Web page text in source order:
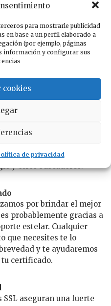
para mostrarle publicidad
en base a un perfil elaborado a
(por ejemplo, páginas
información y configurar sus
cookies
de privacidad
es interceptada.
de W2I
W2I
Certificado SSL?
Seal)
logo para ganarse la
en los resultados
por brindar el mejor
probablemente gracias a
estelar. Cualquier
que necesites te lo
y te ayudaremos
certificado.
aseguran una fuerte